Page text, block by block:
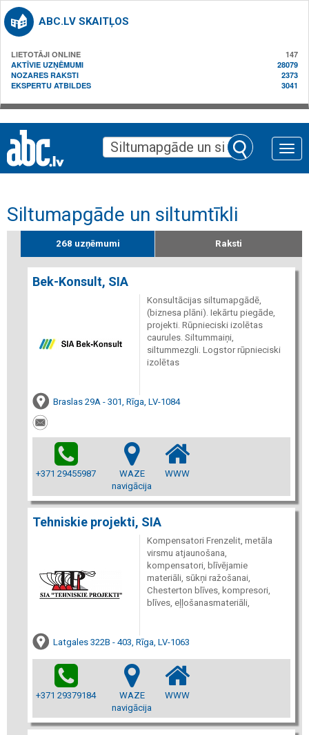
ABC.LV SKAITĻOS
LIETOTĀJI ONLINE
147
AKTĪVIE UZŅĒMUMI
28079
NOZARES RAKSTI
2373
EKSPERTU ATBILDES
3041
Toggle
Siltumapgāde un siltumtīkli
268 uzņēmumi Raksti
Bek-Konsult, SIA
Konsultācijas siltumapgādē,
(biznesa plāni). Iekārtu piegāde,
projekti. Rūpnieciski izolētas
caurules. Siltummaiņi,
siltummezgli. Logstor rūpnieciski
izolētas
Braslas 29A - 301, Rīga, LV-1084
+371 29455987
WAZE
navigācija
WWW
Tehniskie projekti, SIA
Kompensatori Frenzelit, metāla
virsmu atjaunošana,
kompensatori, blīvējamie
materiāli, sūkņi ražošanai,
Chesterton blīves, kompresori,
blīves, eļļošanasmateriāli,
Latgales 322B - 403, Rīga, LV-1063
+371 29379184
WAZE
navigācija
WWW